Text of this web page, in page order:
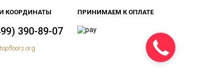
КООРДИНАТЫ
390-89-07
ПРИНИМАЕМ К ОПЛАТЕ